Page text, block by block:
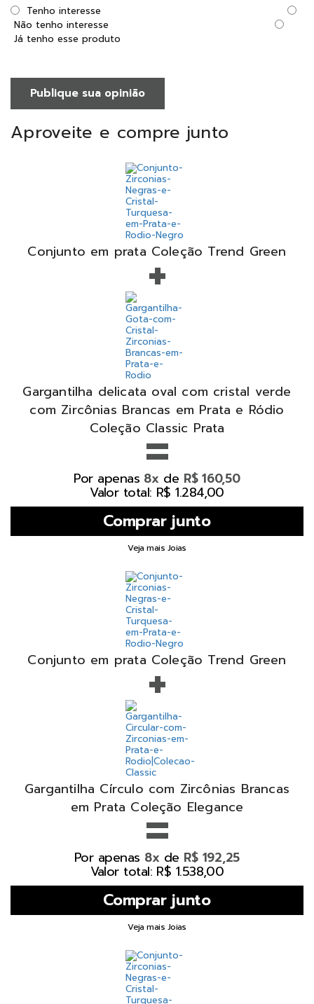
Tenho interesse
Não tenho interesse
Já tenho esse produto
Publique sua opinião
Aproveite e compre junto
Conjunto em prata Coleção Trend Green
+
Gargantilha delicata oval com cristal verde
com Zircônias Brancas em Prata e Ródio
Coleção Classic Prata
=
Por apenas 8x de R$ 160,50
Valor total: R$ 1.284,00
Veja mais Joias
Conjunto em prata Coleção Trend Green
+
Gargantilha Círculo com Zircônias Brancas
em Prata Coleção Elegance
=
Por apenas 8x de R$ 192,25
Valor total: R$ 1.538,00
Veja mais Joias